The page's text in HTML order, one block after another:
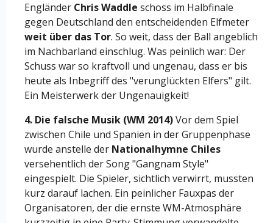
Engländer Chris Waddle schoss im Halbfinale
gegen Deutschland den entscheidenden Elfmeter
weit über das Tor. So weit, dass der Ball angeblich
im Nachbarland einschlug. Was peinlich war: Der
Schuss war so kraftvoll und ungenau, dass er bis
heute als Inbegriff des "verunglückten Elfers" gilt.
Ein Meisterwerk der Ungenauigkeit!
4. Die falsche Musik (WM 2014)Vor dem Spiel
zwischen Chile und Spanien in der Gruppenphase
wurde anstelle der Nationalhymne Chiles
versehentlich der Song "Gangnam Style"
eingespielt. Die Spieler, sichtlich verwirrt, mussten
kurz darauf lachen. Ein peinlicher Fauxpas der
Organisatoren, der die ernste WM-Atmosphäre